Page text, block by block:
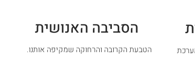
הסביבה האנושית
הטבעת הקרובה והרחוקה שמקיפה אותנו.